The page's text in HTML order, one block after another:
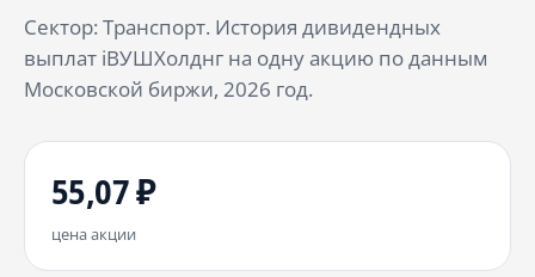
Сектор: Транспорт. История дивидендных
выплат iВУШХолднг на одну акцию по данным
Московской биржи, 2026 год.
55,07 ₽
цена акции